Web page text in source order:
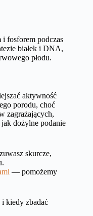
i fosforem podczas
białek i DNA,
płodu.
aktywność
porodu, choć
zagrażających,
dożylne podanie
skurcze,
— pomożemy
kiedy zbadać